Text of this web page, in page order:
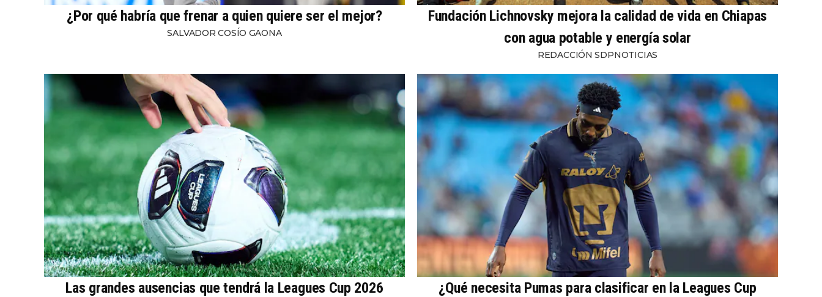
¿Por qué habría que frenar a quien quiere ser el mejor?
SALVADOR COSÍO GAONA
Fundación Lichnovsky mejora la calidad de vida en Chiapas
con agua potable y energía solar
REDACCIÓN SDPNOTICIAS
Las grandes ausencias que tendrá la Leagues Cup 2026
¿Qué necesita Pumas para clasificar en la Leagues Cup